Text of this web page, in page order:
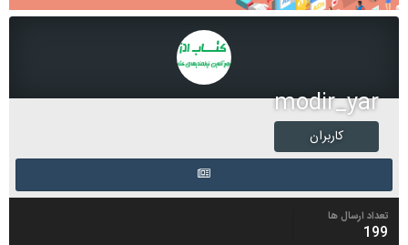
modir_yar
کاربران
تعداد ارسال ها
199